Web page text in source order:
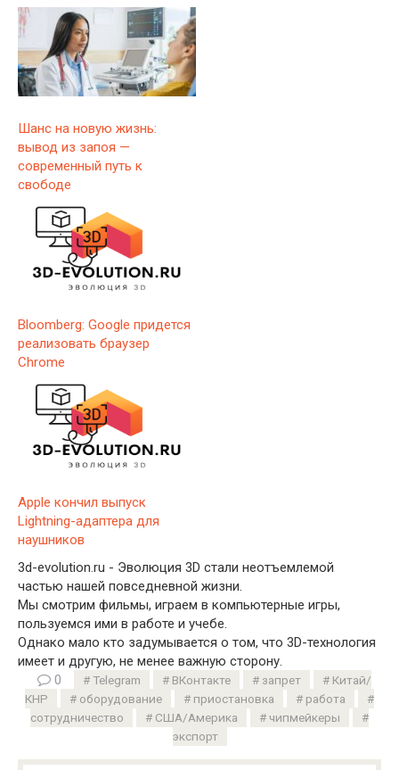
Шанс на новую жизнь:
вывод из запоя —
современный путь к
свободе
Bloomberg: Google придется
реализовать браузер
Chrome
Apple кончил выпуск
Lightning-адаптера для
наушников
3d-evolution.ru - Эволюция 3D стали неотъемлемой
частью нашей повседневной жизни.
Мы смотрим фильмы, играем в компьютерные игры,
пользуемся ими в работе и учебе.
Однако мало кто задумывается о том, что 3D-технология
имеет и другую, не менее важную сторону.
0
Telegram ВКонтакте запрет
Китай/
КНР
оборудование приостановка
работа
сотрудничество
США/Америка
чипмейкеры
экспорт